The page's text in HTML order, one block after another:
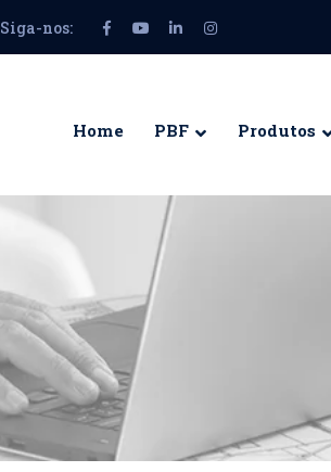
Siga-nos:
Facebook
Profile
Youtube
Profile
LinkedIn
ProfileProfile
Home PBF Produtos